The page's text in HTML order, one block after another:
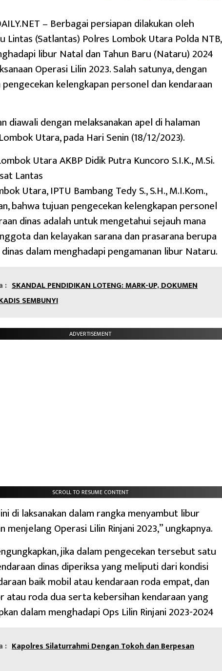
– Berbagai persiapan dilakukan oleh
Lintas (Satlantas) Polres Lombok Utara Polda NTB,
libur Natal dan Tahun Baru (Nataru) 2024
Operasi Lilin 2023. Salah satunya, dengan
kelengkapan personel dan kendaraan
diawali dengan melaksanakan apel di halaman
Utara, pada Hari Senin (18/12/2023).
Utara AKBP Didik Putra Kuncoro S.I.K., M.Si.
Lantas
Utara, IPTU Bambang Tedy S., S.H., M.I.Kom.,
bahwa tujuan pengecekan kelengkapan personel
dinas adalah untuk mengetahui sejauh mana
dan kelayakan sarana dan prasarana berupa
dalam menghadapi pengamanan libur Nataru.
: SKANDAL PENDIDIKAN LOTENG: MARK-UP, DOKUMEN
SEMBUNYI
ADVERTISEMENT
SCROLL TO RESUME CONTENT
di laksanakan dalam rangka menyambut libur
menjelang Operasi Lilin Rinjani 2023,” ungkapnya.
jika dalam pengecekan tersebut satu
dinas diperiksa yang meliputi dari kondisi
baik mobil atau kendaraan roda empat, dan
roda dua serta kebersihan kendaraan yang
dalam menghadapi Ops Lilin Rinjani 2023-2024
: Kapolres Silaturrahmi Dengan Tokoh dan Berpesan